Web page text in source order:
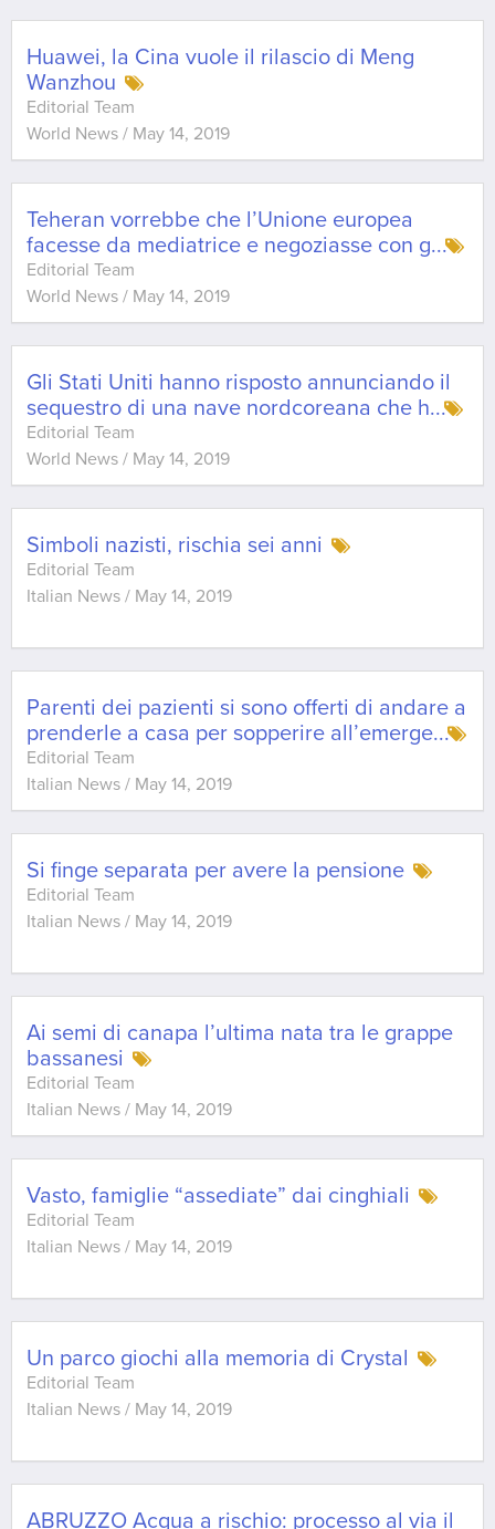
Huawei, la Cina vuole il rilascio di Meng
Wanzhou
Editorial Team
World News / May 14, 2019
Teheran vorrebbe che l’Unione europea
facesse da mediatrice e negoziasse con g...
Editorial Team
World News / May 14, 2019
Gli Stati Uniti hanno risposto annunciando il
sequestro di una nave nordcoreana che h...
Editorial Team
World News / May 14, 2019
Simboli nazisti, rischia sei anni
Editorial Team
Italian News / May 14, 2019
Parenti dei pazienti si sono offerti di andare a
prenderle a casa per sopperire all’emerge...
Editorial Team
Italian News / May 14, 2019
Si finge separata per avere la pensione
Editorial Team
Italian News / May 14, 2019
Ai semi di canapa l’ultima nata tra le grappe
bassanesi
Editorial Team
Italian News / May 14, 2019
Vasto, famiglie “assediate” dai cinghiali
Editorial Team
Italian News / May 14, 2019
Un parco giochi alla memoria di Crystal
Editorial Team
Italian News / May 14, 2019
ABRUZZO Acqua a rischio: processo al via il